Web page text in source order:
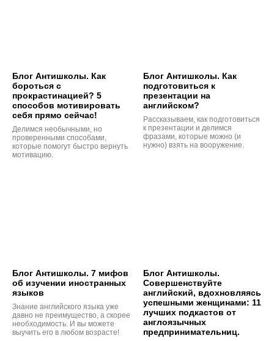
Блог Антишколы. Как
бороться с
прокрастинацией? 5
способов мотивировать
себя прямо сейчас!
Делимся необычными, но
проверенными способами,
которые помогут быстро вернуть
мотивацию.
Блог Антишколы. Как
подготовиться к
презентации на
английском?
Рассказываем, как подготовиться
к презентации и делимся
фразами, которые можно (и
нужно) взять на вооружение.
Блог Антишколы. 7 мифов
об изучении иностранных
языков
Знание английского языка уже
давно не преимущество, а скорее
необходимость. И вы можете
выучить его в любом возрасте!
Блог Антишколы.
Совершенствуйте
английский, вдохновляясь
успешными женщинами: 11
лучших подкастов от
англоязычных
предпринимательниц.